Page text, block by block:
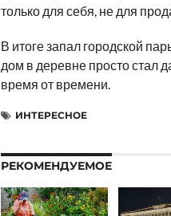
только для себя, не для
В итоге запал городской
дом в деревне просто стал
время от времени.
ИНТЕРЕСНОЕ
РЕКОМЕНДУЕМОЕ